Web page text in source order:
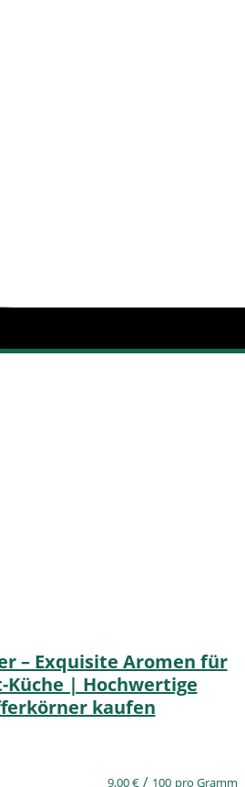
– Exquisite Aromen für
Küche | Hochwertige
kaufen
9,00€ / 100 pro Gramm